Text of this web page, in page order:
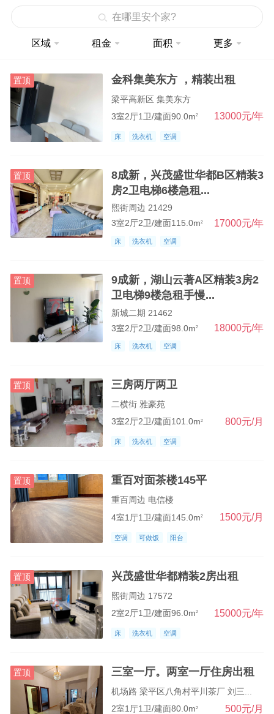
在哪里安个家?
区域 租金 面积 更多
三峡风
西门
北门
东门
南门
一横街
三横街
大河坝
新城二期
屏锦回龙聚奎镇
明达礼让镇
云龙铁门和林镇
竹山七星龙胜镇
合兴星桥复平镇
石马山片区
置顶 金科集美东方 ，精装出租
梁平高新区 集美东方
3室2厅1卫/建面90.0m2 13000元/年
床 洗衣机 空调
置顶
8成新，兴茂盛世华都B区精装3
房2卫电梯6楼急租...
熙街周边 21429
3室2厅2卫/建面115.0m2 17000元/年
床 洗衣机 空调
置顶
9成新，湖山云著A区精装3房2
卫电梯9楼急租手慢...
新城二期 21462
3室2厅2卫/建面98.0m2 18000元/年
床 洗衣机 空调
置顶 三房两厅两卫
二横街 雅豪苑
3室2厅2卫/建面101.0m2 800元/月
床 洗衣机 空调
置顶 重百对面茶楼145平
重百周边 电信楼
4室1厅1卫/建面145.0m2 1500元/月
空调 可做饭 阳台
置顶 兴茂盛世华都精装2房出租
熙街周边 17572
2室2厅1卫/建面96.0m2 15000元/年
床 洗衣机 空调
置顶 三室一厅。两室一厅住房出租
机场路 梁平区八角村平川茶厂 刘三...
2室1厅1卫/建面80.0m2 500元/月